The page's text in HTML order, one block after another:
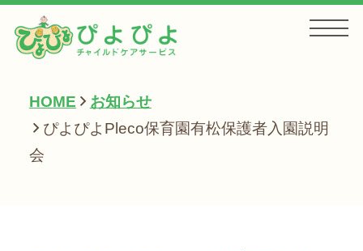
HOME
HOME
お知らせ
ぴよぴよPleco保育園有松保護者入園説明
会